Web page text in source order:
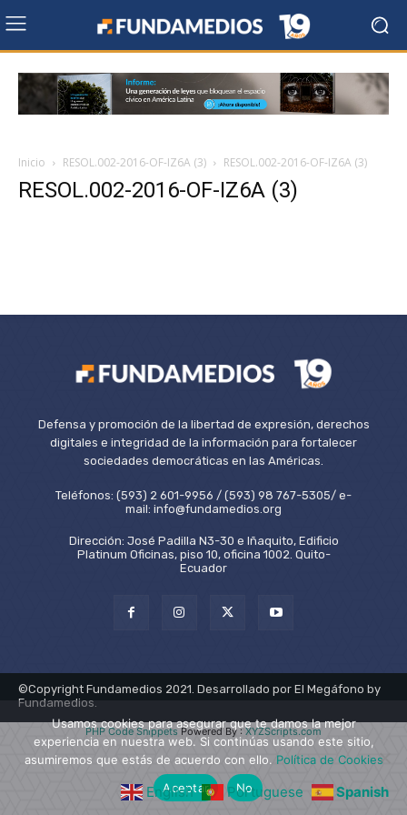
Inicio RESOL.002-2016-OF-IZ6A (3) RESOL.002-2016-OF-IZ6A (3)
RESOL.002-2016-OF-IZ6A (3)
Defensa y promoción de la libertad de expresión, derechos
digitales e integridad de la información para fortalecer
sociedades democráticas en las Américas.
Teléfonos: (593) 2 601-9956 / (593) 98 767-5305/ e-
mail: info@fundamedios.org
Dirección: José Padilla N3-30 e Iñaquito, Edificio
Platinum Oficinas, piso 10, oficina 1002. Quito-
Ecuador
©Copyright Fundamedios 2021. Desarrollado por El Megáfono by
Fundamedios.
English Portuguese Spanish
PHP Code SnippetsPowered By :XYZScripts.com
Usamos cookies para asegurar que te damos la mejor
experiencia en nuestra web. Si continúas usando este sitio,
asumiremos que estás de acuerdo con ello. Política de Cookies
Aceptar
No